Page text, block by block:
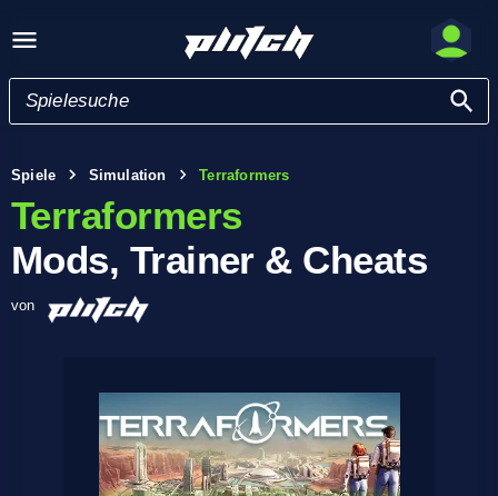
Spiele Simulation Terraformers
Terraformers
Mods, Trainer & Cheats
von